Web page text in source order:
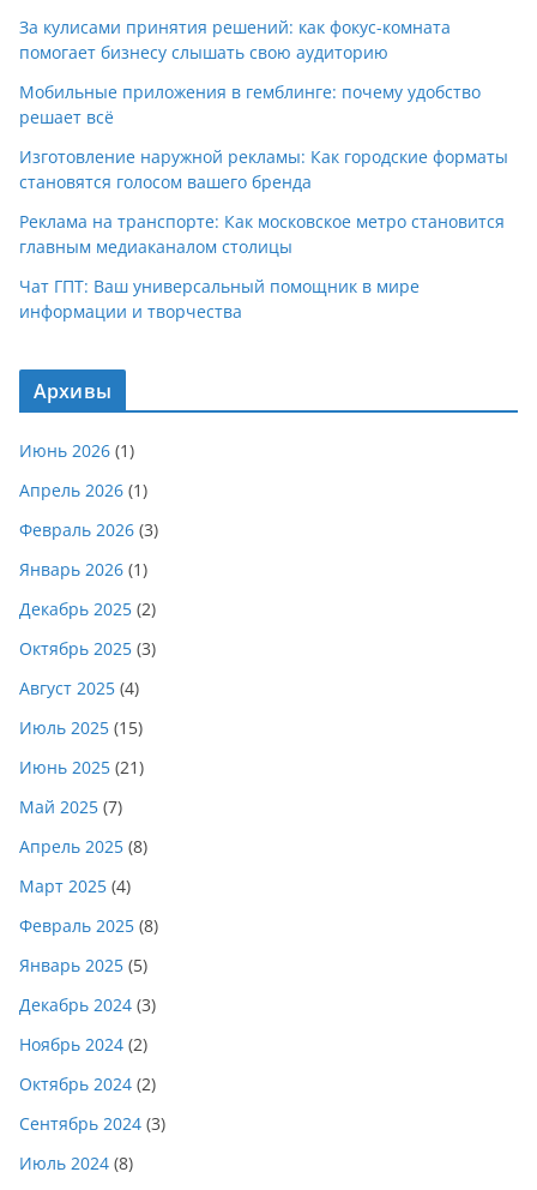
За кулисами принятия решений: как фокус-комната
помогает бизнесу слышать свою аудиторию
Мобильные приложения в гемблинге: почему удобство
решает всё
Изготовление наружной рекламы: Как городские форматы
становятся голосом вашего бренда
Реклама на транспорте: Как московское метро становится
главным медиаканалом столицы
Чат ГПТ: Ваш универсальный помощник в мире
информации и творчества
Архивы
Июнь 2026 (1)
Апрель 2026 (1)
Февраль 2026 (3)
Январь 2026 (1)
Декабрь 2025 (2)
Октябрь 2025 (3)
Август 2025 (4)
Июль 2025 (15)
Июнь 2025 (21)
Май 2025 (7)
Апрель 2025 (8)
Март 2025 (4)
Февраль 2025 (8)
Январь 2025 (5)
Декабрь 2024 (3)
Ноябрь 2024 (2)
Октябрь 2024 (2)
Сентябрь 2024 (3)
Июль 2024 (8)